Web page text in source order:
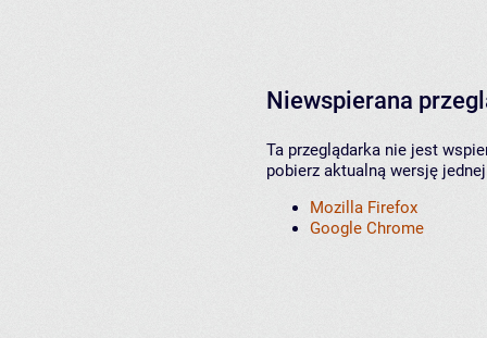
Niewspierana
Ta przeglądarka nie jest
pobierz aktualną wersję
Mozilla Firefox
Google Chrome